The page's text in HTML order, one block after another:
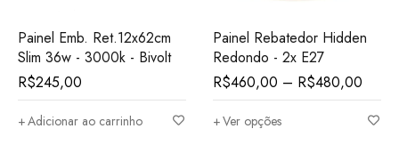
Painel Emb. Ret.12x62cm
Slim 36w - 3000k - Bivolt
R$245,00
Adicionar ao carrinho
Painel Rebatedor Hidden
Redondo - 2x E27
R$460,00 – R$480,00
Ver opções